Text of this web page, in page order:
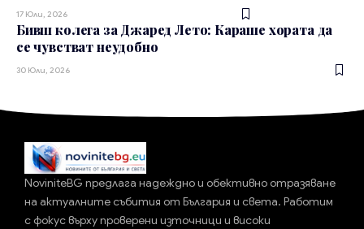
17 Юли, 2026
Бивш колега за Джаред Лето: Караше хората да
се чувстват неудобно
30 Юли, 2026
NoviniteBG предлага надеждно и обективно отразяване
на актуалните събития от България и света. Работим
с фокус върху проверени източници и високи